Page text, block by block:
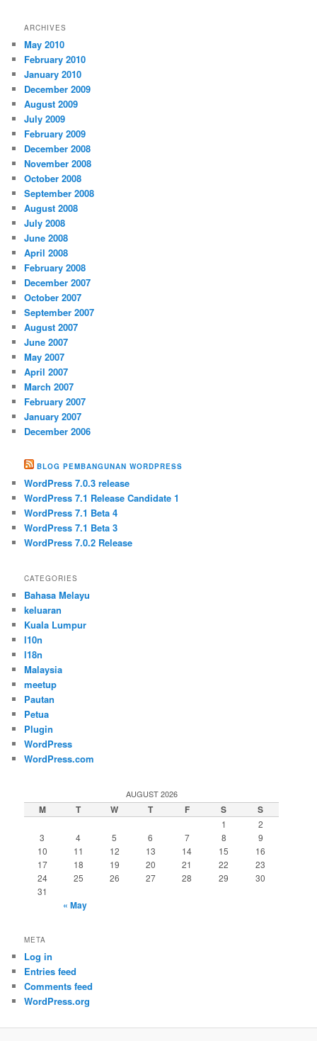
ARCHIVES
May 2010
February 2010
January 2010
December 2009
August 2009
July 2009
February 2009
December 2008
November 2008
October 2008
September 2008
August 2008
July 2008
June 2008
April 2008
February 2008
December 2007
October 2007
September 2007
August 2007
June 2007
May 2007
April 2007
March 2007
February 2007
January 2007
December 2006
BLOG PEMBANGUNAN WORDPRESS
WordPress 7.0.3 release
WordPress 7.1 Release Candidate 1
WordPress 7.1 Beta 4
WordPress 7.1 Beta 3
WordPress 7.0.2 Release
CATEGORIES
Bahasa Melayu
keluaran
Kuala Lumpur
l10n
l18n
Malaysia
meetup
Pautan
Petua
Plugin
WordPress
WordPress.com
AUGUST 2026
M T W T F S S
1
2
3
4 5 6 7 8
9
10
11 12 13 14 15
16
17
18 19 20 21 22
23
24
25 26 27 28 29
30
31
« May
META
Log in
Entries feed
Comments feed
WordPress.org